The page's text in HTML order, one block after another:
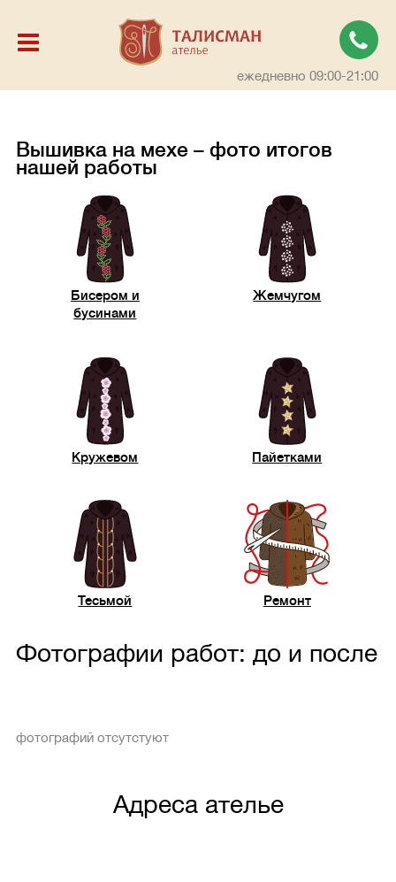
ежедневно 09:00-21:00
Вышивка на мехе – фото итогов
нашей работы
Бисером и
бусинами
Жемчугом
Кружевом Пайетками
Тесьмой Ремонт
Фотографии работ: до и после
фотографий отсутстуют
Адреса ателье